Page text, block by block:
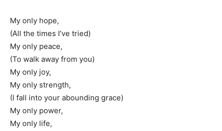
My only hope,
(All the times I’ve tried)
My only peace,
(To walk away from you)
My only joy,
My only strength,
(I fall into your abounding grace)
My only power,
My only life,